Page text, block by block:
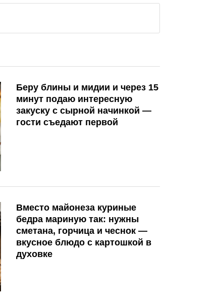
Беру блины и мидии и через 15
минут подаю интересную
закуску с сырной начинкой —
гости съедают первой
Вместо майонеза куриные
бедра мариную так: нужны
сметана, горчица и чеснок —
вкусное блюдо с картошкой в
духовке